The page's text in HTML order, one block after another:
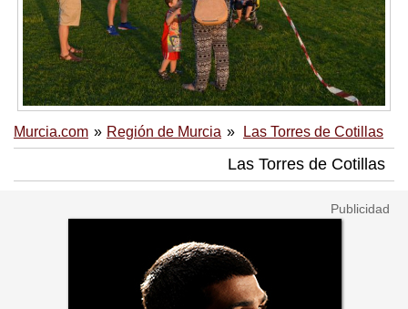
Murcia.com Región de Murcia Las Torres de Cotillas
Las Torres de Cotillas